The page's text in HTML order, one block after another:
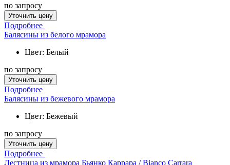
по запросу
Уточнить цену
Подробнее
Балясины из белого мрамора
Цвет: Белый
по запросу
Уточнить цену
Подробнее
Балясины из бежевого мрамора
Цвет: Бежевый
по запросу
Уточнить цену
Подробнее
Лестница из мрамора Бьянко Каррара / Bianco Carrara